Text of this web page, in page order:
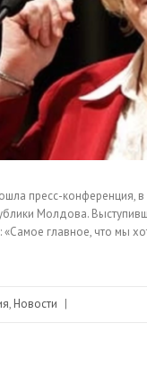
пресс-конференция, в
Молдова.
«Самое главное, что мы
, Новости |